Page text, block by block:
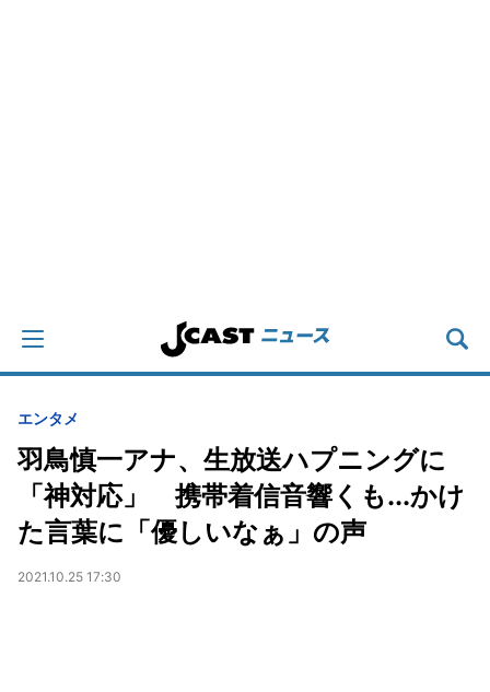
エンタメ
羽鳥慎一アナ、生放送ハプニングに
「神対応」 携帯着信音響くも...かけ
た言葉に「優しいなぁ」の声
2021.10.25 17:30